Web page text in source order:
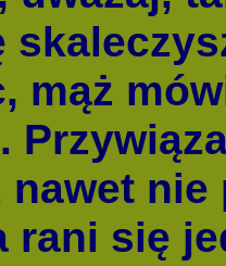
mąż
nawet
rani się